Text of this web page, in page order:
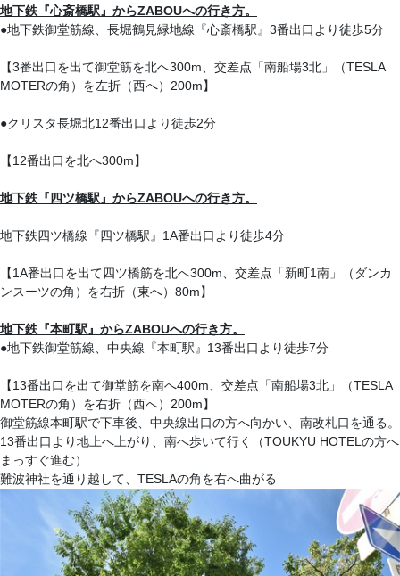
地下鉄『心斎橋駅』からZABOUへの行き方。
●地下鉄御堂筋線、長堀鶴見緑地線『心斎橋駅』3番出口より徒歩5分
【3番出口を出て御堂筋を北へ300m、交差点「南船場3北」（TESLA
MOTERの角）を左折（西へ）200m】
●クリスタ長堀北12番出口より徒歩2分
【12番出口を北へ300m】
地下鉄『 四ツ橋駅 』からZABOUへの行き方。
地下鉄四ツ橋線『四ツ橋駅』1A番出口より徒歩4分
【1A番出口を出て四ツ橋筋を北へ300m、交差点「新町1南」（ダンカ
ンスーツの角）を右折（東へ）80m】
地下鉄『本町駅』からZABOUへの行き方。
●地下鉄御堂筋線、中央線『本町駅』13番出口より徒歩7分
【13番出口を出て御堂筋を南へ400m、交差点「南船場3北」（TESLA
MOTERの角）を右折（西へ）200m】
御堂筋線本町駅で下車後、中央線出口の方へ向かい、南改札口を通る。
13番出口より地上へ上がり、南へ歩いて行く（TOUKYU HOTELの方へ
まっすぐ進む）
難波神社を通り越して、TESLAの角を右へ曲がる